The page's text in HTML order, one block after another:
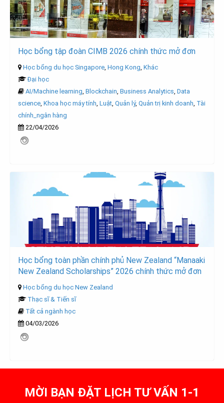
Học bổng tập đoàn CIMB 2026 chính thức mở đơn
Học bổng du học Singapore Hong Kong Khác
Đại học
AI/Machine learning Blockchain Business Analytics Data
science Khoa học máy tính Luật Quản lý, Quản trị kinh doanh Tài
chính_ngân hàng
22/04/2026
Học bổng toàn phần chính phủ New Zealand “Manaaki
New Zealand Scholarships” 2026 chính thức mở đơn
Học bổng du học New Zealand
Thạc sĩ & Tiến sĩ
Tất cả ngành học
04/03/2026
MỜI BẠN ĐẶT LỊCH TƯ VẤN 1-1